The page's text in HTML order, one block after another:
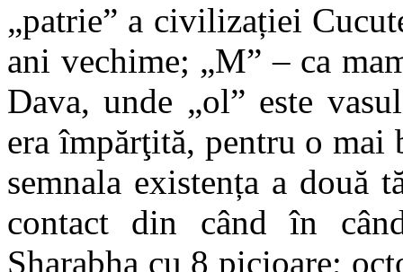
„patrie” a civilizației
ani vechime; „M” – ca
Dava, unde „ol” este
era împărţită, pentru o mai
semnala existența a două
contact din când în
Sharabha cu 8 picioare;